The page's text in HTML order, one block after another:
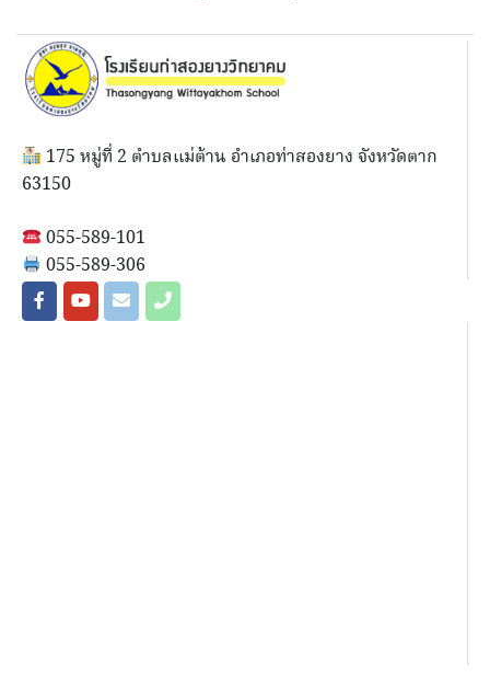
175 หมู่ที่ 2 ตำบลแม่ต้าน อำเภอท่าสองยาง จังหวัดตาก
63150
055-589-101
055-589-306